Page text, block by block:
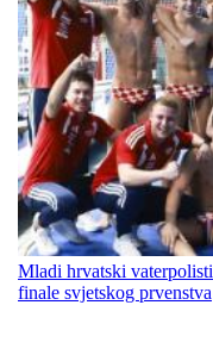
Mladi hrvatski
finale svjetskog prvenstva